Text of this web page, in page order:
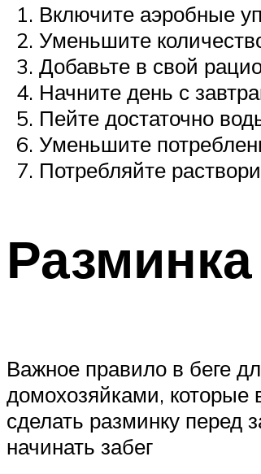
Включите аэробные
Уменьшите
Добавьте в свой
Начните день с
Пейте достаточно
Уменьшите
Потребляйте
Важное правило в беге
домохозяйками, которые
сделать разминку перед
начинать забег